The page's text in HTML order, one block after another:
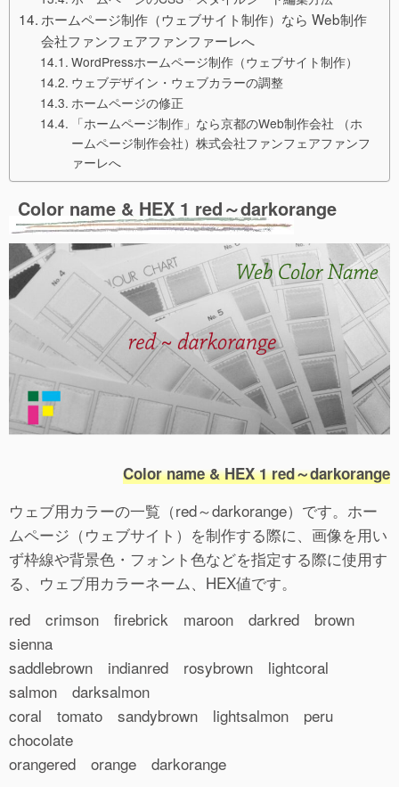
ホームページ制作（ウェブサイト制作）なら Web制作
会社ファンフェアファンファーレへ
WordPressホームページ制作（ウェブサイト制作）
ウェブデザイン・ウェブカラーの調整
ホームページの修正
「ホームページ制作」なら京都のWeb制作会社 （ホ
ームページ制作会社）株式会社ファンフェアファンフ
ァーレへ
Color name & HEX 1 red～darkorange
Color name & HEX 1 red～darkorange
ウェブ用カラーの一覧（red～darkorange）です。ホー
ムページ（ウェブサイト）を制作する際に、画像を用い
ず枠線や背景色・フォント色などを指定する際に使用す
る、ウェブ用カラーネーム、HEX値です。
red crimson firebrick maroon darkred brown
sienna
saddlebrown indianred rosybrown lightcoral
salmon darksalmon
coral tomato sandybrown lightsalmon peru
chocolate
orangered orange darkorange